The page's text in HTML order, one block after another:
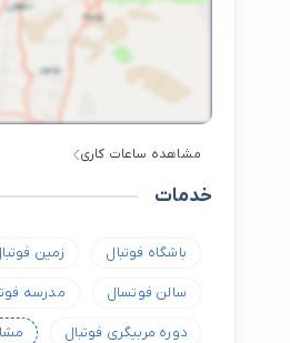
مشاهده ساعات کاری
خدمات
باشگاه فوتبال زمین
سالن فوتسال مدرسه
دوره مربیگری فوتبال